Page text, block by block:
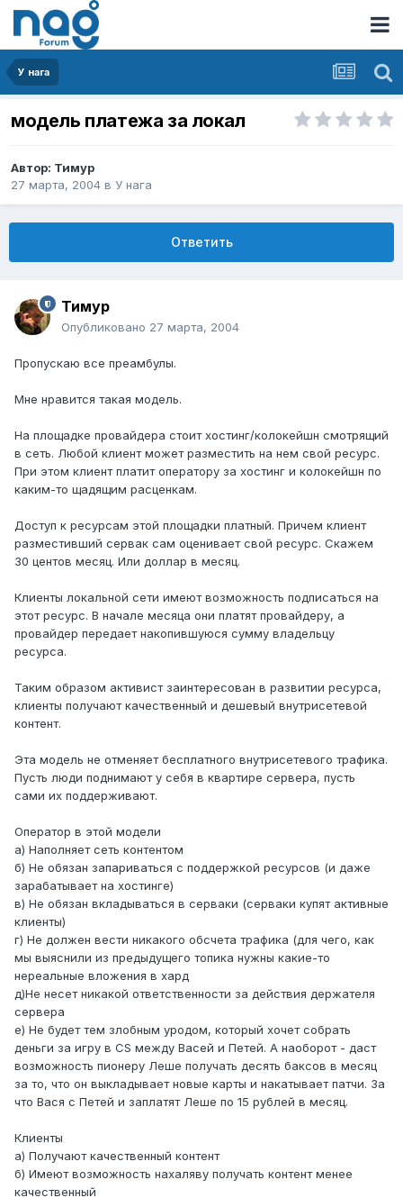
У нага
модель платежа за локал
Автор: Тимур
27 марта, 2004 в У нага
Ответить
Тимур
Опубликовано 27 марта, 2004
Пропускаю все преамбулы.
Мне нравится такая модель.
На площадке провайдера стоит хостинг/колокейшн смотрящий
в сеть. Любой клиент может разместить на нем свой ресурс.
При этом клиент платит оператору за хостинг и колокейшн по
каким-то щадящим расценкам.
Доступ к ресурсам этой площадки платный. Причем клиент
разместивший сервак сам оценивает свой ресурс. Скажем
30 центов месяц. Или доллар в месяц.
Клиенты локальной сети имеют возможность подписаться на
этот ресурс. В начале месяца они платят провайдеру, а
провайдер передает накопившуюся сумму владельцу
ресурса.
Таким образом активист заинтересован в развитии ресурса,
клиенты получают качественный и дешевый внутрисетевой
контент.
Эта модель не отменяет бесплатного внутрисетевого трафика.
Пусть люди поднимают у себя в квартире сервера, пусть
сами их поддерживают.
Оператор в этой модели
а) Наполняет сеть контентом
б) Не обязан запариваться с поддержкой ресурсов (и даже
зарабатывает на хостинге)
в) Не обязан вкладываться в серваки (серваки купят активные
клиенты)
г) Не должен вести никакого обсчета трафика (для чего, как
мы выяснили из предыдущего топика нужны какие-то
нереальные вложения в хард
д)Не несет никакой ответственности за действия держателя
сервера
е) Не будет тем злобным уродом, который хочет собрать
деньги за игру в CS между Васей и Петей. А наоборот - даст
возможность пионеру Леше получать десять баксов в месяц
за то, что он выкладывает новые карты и накатывает патчи. За
что Вася с Петей и заплатят Леше по 15 рублей в месяц.
Клиенты
а) Получают качественный контент
б) Имеют возможность нахаляву получать контент менее
качественный